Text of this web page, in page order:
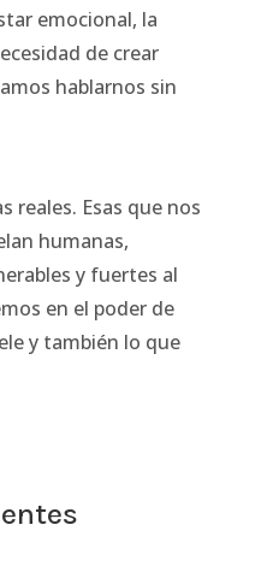
emocional, la
de crear
hablarnos sin
reales. Esas que nos
humanas,
y fuertes al
en el poder de
y también lo que